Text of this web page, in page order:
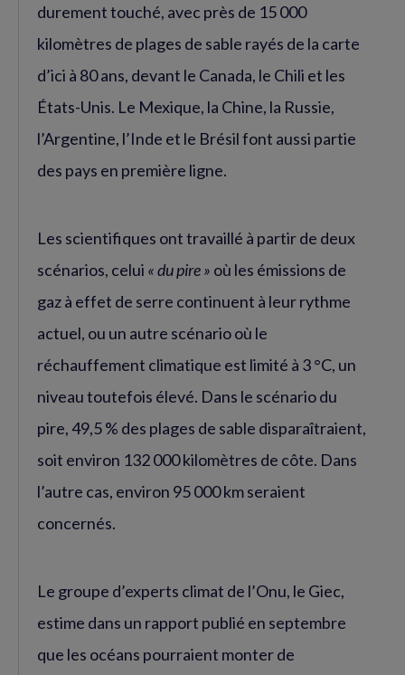
durement touché, avec près de 15 000
kilomètres de plages de sable rayés de la carte
d’ici à 80 ans, devant le Canada, le Chili et les
États-Unis. Le Mexique, la Chine, la Russie,
l’Argentine, l’Inde et le Brésil font aussi partie
des pays en première ligne.
Les scientifiques ont travaillé à partir de deux
scénarios, celui « du pire » où les émissions de
gaz à effet de serre continuent à leur rythme
actuel, ou un autre scénario où le
réchauffement climatique est limité à 3 °C, un
niveau toutefois élevé. Dans le scénario du
pire, 49,5 % des plages de sable disparaîtraient,
soit environ 132 000 kilomètres de côte. Dans
l’autre cas, environ 95 000 km seraient
concernés.
Le groupe d’experts climat de l’Onu, le Giec,
estime dans un rapport publié en septembre
que les océans pourraient monter de